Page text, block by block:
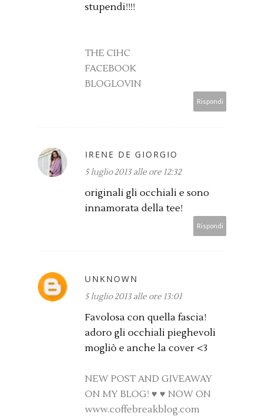
stupendi!!!!
THE CIHC
FACEBOOK
BLOGLOVIN
Rispondi
IRENE DE GIORGIO
5 luglio 2013 alle ore 12:32
originali gli occhiali e sono
innamorata della tee!
Rispondi
UNKNOWN
5 luglio 2013 alle ore 13:01
Favolosa con quella fascia!
adoro gli occhiali pieghevoli
mogliò e anche la cover <3
NEW POST AND GIVEAWAY
ON MY BLOG! ♥ ♥ NOW ON
www.coffebreakblog.com